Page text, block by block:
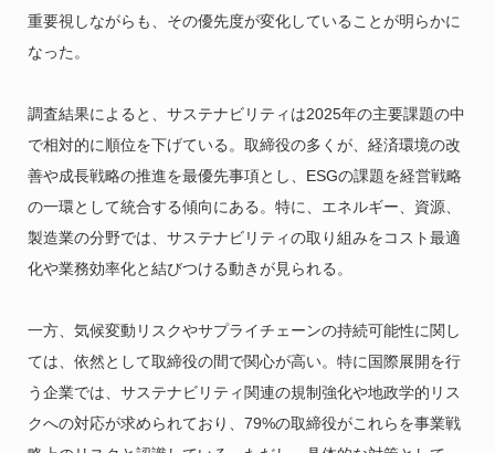
重要視しながらも、その優先度が変化していることが明らかに
なった。
調査結果によると、サステナビリティは2025年の主要課題の中
で相対的に順位を下げている。取締役の多くが、経済環境の改
善や成長戦略の推進を最優先事項とし、ESGの課題を経営戦略
の一環として統合する傾向にある。特に、エネルギー、資源、
製造業の分野では、サステナビリティの取り組みをコスト最適
化や業務効率化と結びつける動きが見られる。
一方、気候変動リスクやサプライチェーンの持続可能性に関し
ては、依然として取締役の間で関心が高い。特に国際展開を行
う企業では、サステナビリティ関連の規制強化や地政学的リス
クへの対応が求められており、79%の取締役がこれらを事業戦